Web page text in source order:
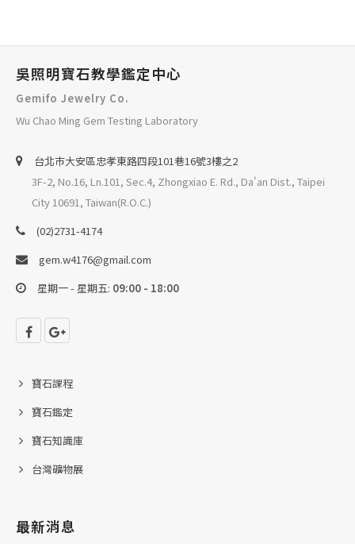
吳照明寶石教學鑑定中心
Gemifo Jewelry Co.
Wu Chao Ming Gem Testing Laboratory
台北巿大安區忠孝東路四段101巷16號3樓之2
3F-2, No.16, Ln.101, Sec.4, Zhongxiao E. Rd., Da'an Dist., Taipei
City 10691, Taiwan(R.O.C.)
(02)2731-4174
gem.w4176@gmail.com
星期一 - 星期五: 09:00 - 18:00
寶石課程
寶石鑑定
寶石知識庫
台灣礦物展
最新消息